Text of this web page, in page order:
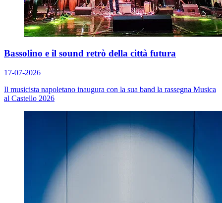
Bassolino e il sound retrò della città futura
17-07-2026
Il musicista napoletano inaugura con la sua band la rassegna Musica
al Castello 2026